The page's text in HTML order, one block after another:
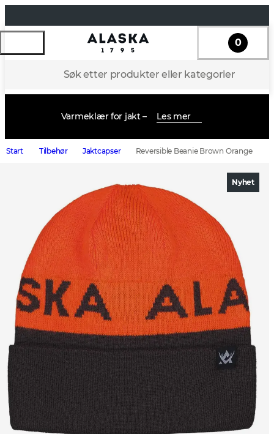
Søk etter produkter eller kategorier
0
Varmeklær for jakt – Les mer
Start Tilbehør Jaktcapser Reversible Beanie Brown Orange
Nyhet